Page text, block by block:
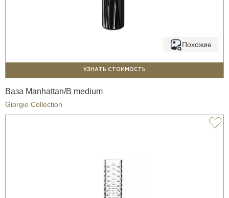
Похожие
УЗНАТЬ СТОИМОСТЬ
Ваза Manhattan/B medium
Giorgio Collection